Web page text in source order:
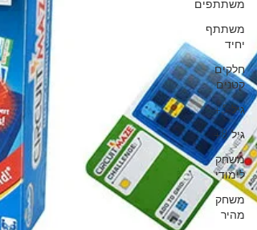
משתתפים
משתתף
יחיד
חלקים
קטנים
גיל 5+
גיל 8+
משחק
לימודי
משחק
מהיר